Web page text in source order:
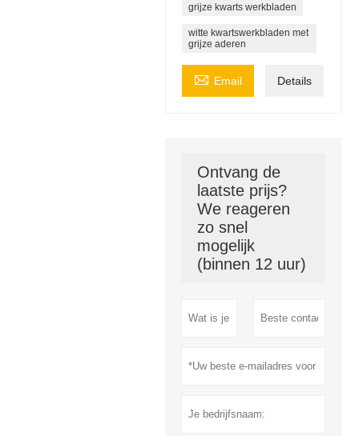
grijze kwarts werkbladen
witte kwartswerkbladen met
grijze aderen
 Email Details
Ontvang de
laatste prijs?
We reageren
zo snel
mogelijk
(binnen 12 uur)